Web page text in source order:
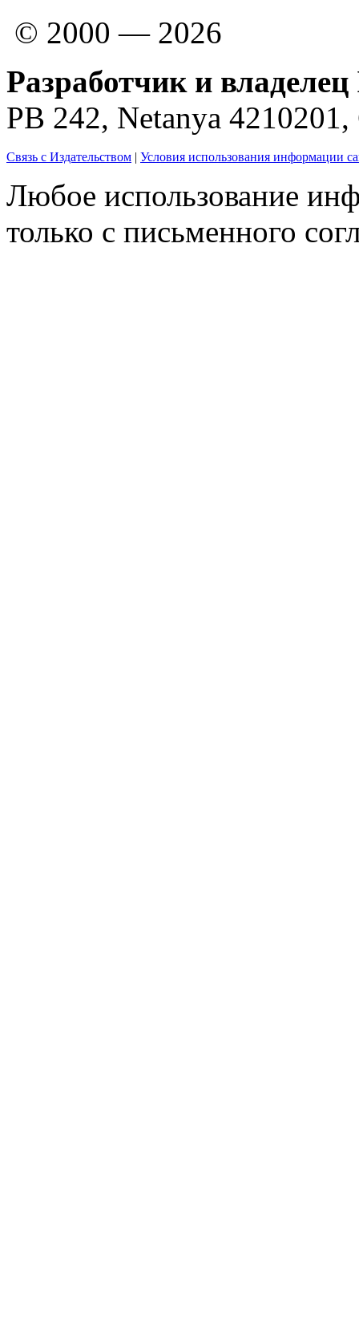
© 2000 — 2026
Разработчик и
PB 242, Netanya
Связь с Издательством | Условия использования информации
Любое использование
только с письменного